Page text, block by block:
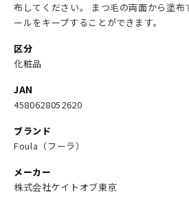
布してください。 まつ毛の両面から塗布
ールをキープすることができます。
区分
化粧品
JAN
4580628052620
ブランド
Foula（フーラ）
メーカー
株式会社ケイトオブ東京